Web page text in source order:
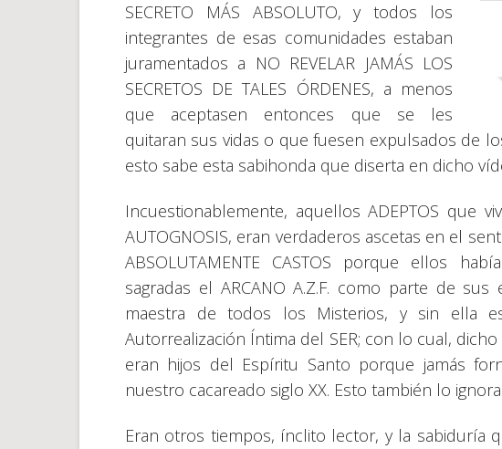
SECRETO MÁS ABSOLUTO, y todos los
integrantes de esas comunidades estaban
juramentados a NO REVELAR JAMÁS LOS
SECRETOS DE TALES ÓRDENES, a menos
que aceptasen entonces que se les
quitaran sus vidas o que fuesen expulsados de
esto sabe esta sabihonda que diserta en dicho
Incuestionablemente, aquellos ADEPTOS que
AUTOGNOSIS, eran verdaderos ascetas en el
ABSOLUTAMENTE CASTOS porque ellos
sagradas el ARCANO A.Z.F. como parte de sus
maestra de todos los Misterios, y sin ella
Autorrealización Íntima del SER; con lo cual,
eran hijos del Espíritu Santo porque jamás
nuestro cacareado siglo XX. Esto también lo
Eran otros tiempos, ínclito lector, y la sabiduría